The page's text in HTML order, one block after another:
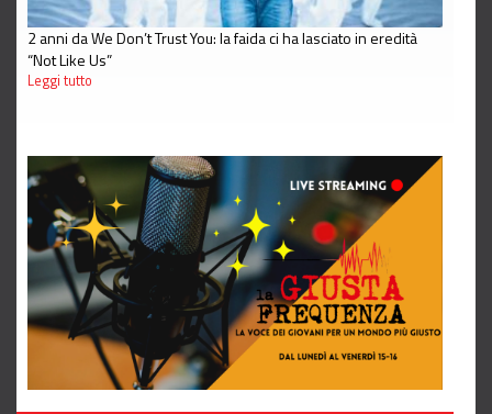
2 anni da We Don’t Trust You: la faida ci ha lasciato in eredità
“Not Like Us”
Leggi tutto